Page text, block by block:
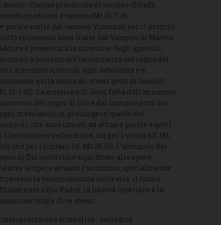
motto: «Euntes praedicate et curate» «Strada
predicate e curate» (Mt 10, 7-8)
parole scelte dal vescovo Vincenzo per il proprio
episcopale sono tratte dal Vangelo di Matteo,
è presentata la missione degli apostoli,
a proclamare la vicinanza del regno dei
a prendersi cura di ogni debolezza e a
nella storia gli stessi gesti di Gesù (cf.
10, 1-15). La missione di Gesù, fatta dall’annuncio
del regno di Dio e dal compimento dei
messianici, si prolunga in quella dei
che sono inviati ad attuare parole e gesti
liberazione e redenzione, sia per i vicini (cf. Mt,
che per i lontani (cf. Mt 28,19). L’annuncio del
di Dio conferisce significato alle opere;
le opere attuano l’annuncio, specialmente
la testimonianza della vita, il totale
a Dio Padre, la libertà interiore e la
totale di se stessi.
simbolico - teologica: